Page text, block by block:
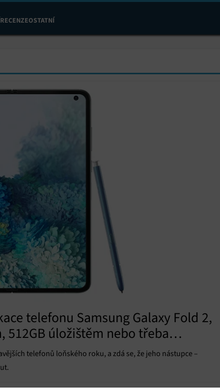
RECENZEOSTATNÍ
telefonu Samsung Galaxy Fold 2,
512GB úložištěm nebo třeba
telefonů loňského roku, a zdá se, že jeho nástupce –